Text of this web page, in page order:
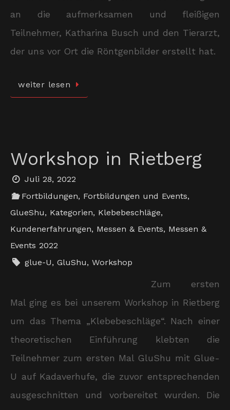
an die aufmerksamen und fleißigen
Teilnehmer, Katharina Busch und den Tierarzt,
der uns vor Ort die Röntgenbilder erstellt hat.
weiter lesen
Workshop in Rietberg
Juli 28, 2022
Fortbildungen, Fortbildungen und Events,
GlueShu, Kategorien, Klebebeschläge,
Kundenerfahrungen, Messen & Events, Messen &
Events 2022
glue-U,GluShu,Workshop
Zum ersten
Mal ging es bei unserem Workshop in Rietberg
um das Thema „Klebebeschläge“. Nach einer
theoretischen Einführung klebten die
Teilnehmer zum ersten Mal GluShu mit Glue-
U auf Kadaverhufe, die zuvor entsprechenden
ausgeschnitten und vorbereitet wurden. Die